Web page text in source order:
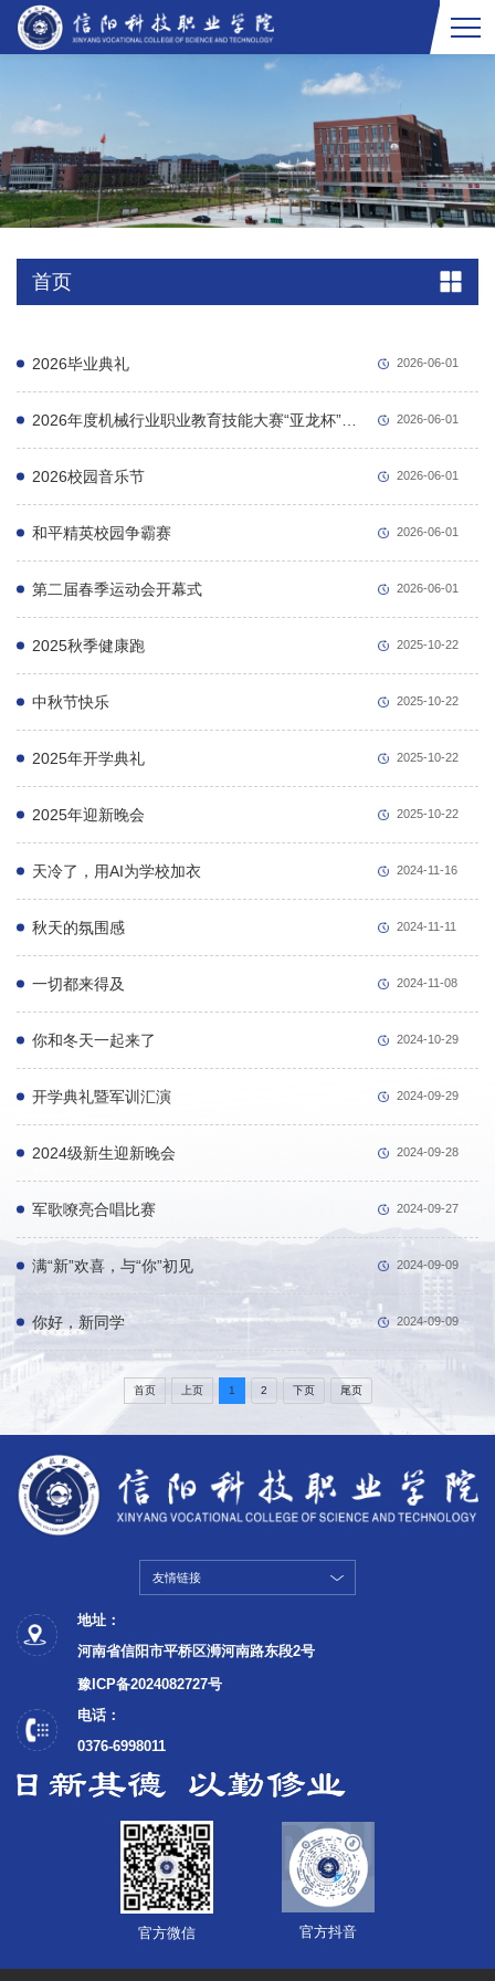
首页
2026毕业典礼 2026-06-01
2026-06-01
2026校园音乐节 2026-06-01
和平精英校园争霸赛 2026-06-01
第二届春季运动会开幕式 2026-06-01
2025秋季健康跑 2025-10-22
中秋节快乐 2025-10-22
2025年开学典礼 2025-10-22
2025年迎新晚会 2025-10-22
天冷了，用AI为学校加衣 2024-11-16
秋天的氛围感 2024-11-11
一切都来得及 2024-11-08
你和冬天一起来了 2024-10-29
开学典礼暨军训汇演 2024-09-29
2024级新生迎新晚会 2024-09-28
军歌嘹亮合唱比赛 2024-09-27
满“新”欢喜，与“你”初见 2024-09-09
你好，新同学 2024-09-09
首页 上页 1 2 下页 尾页
友情链接
地址：
河南省信阳市平桥区浉河南路东段2号
豫ICP备2024082727号
电话：
0376-6998011
官方微信 官方抖音